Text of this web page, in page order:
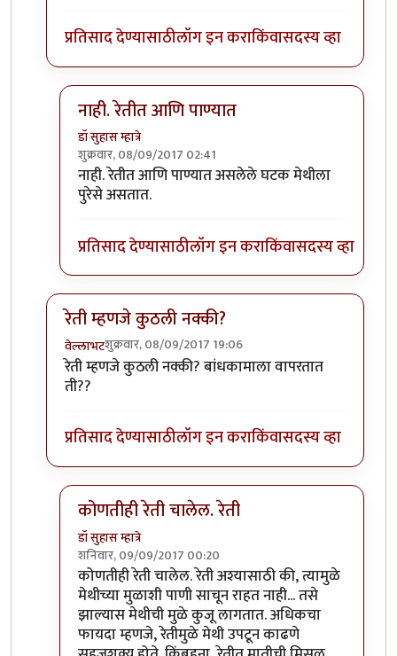
प्रतिसाद देण्यासाठीलॉग इन कराकिंवासदस्य व्हा
नाही. रेतीत आणि पाण्यात
डॉ सुहास म्हात्रे
शुक्रवार, 08/09/2017 02:41
In reply toअतिशय उपयुक्त माहिती. रेतीbyरम्या
नाही. रेतीत आणि पाण्यात असलेले घटक मेथीला
पुरेसे असतात.
प्रतिसाद देण्यासाठीलॉग इन कराकिंवासदस्य व्हा
रेती म्हणजे कुठली नक्की?
वेल्लाभटशुक्रवार, 08/09/2017 19:06
In reply toखरडफळ्यावरूनbyकंजूस
रेती म्हणजे कुठली नक्की? बांधकामाला वापरतात
ती??
प्रतिसाद देण्यासाठीलॉग इन कराकिंवासदस्य व्हा
कोणतीही रेती चालेल. रेती
डॉ सुहास म्हात्रे
शनिवार, 09/09/2017 00:20
In reply toरेती म्हणजे कुठली नक्की?byवेल्लाभट
कोणतीही रेती चालेल. रेती अश्यासाठी की, त्यामुळे
मेथीच्या मुळाशी पाणी साचून राहत नाही... तसे
झाल्यास मेथीची मुळे कुजू लागतात. अधिकचा
फायदा म्हणजे, रेतीमुळे मेथी उपटून काढणे